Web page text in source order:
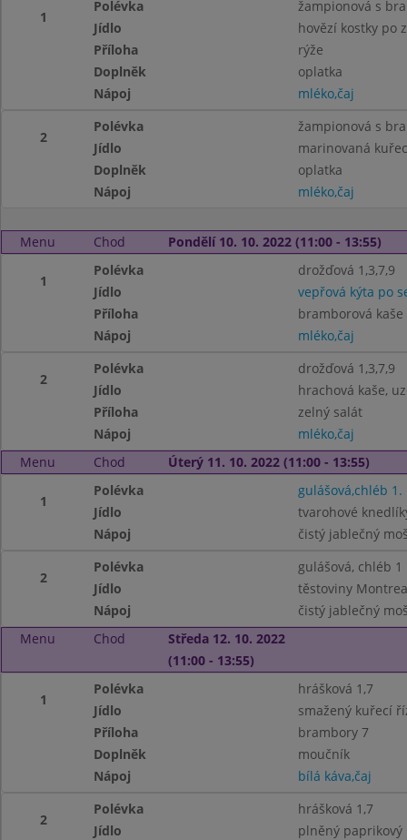
1
Polévka
žampionová s
Jídlo
hovězí kostky po
Příloha
rýže
Doplněk
oplatka
Nápoj
mléko,čaj
2
Polévka
žampionová s
Jídlo
marinovaná
Doplněk
oplatka
Nápoj
mléko,čaj
Menu Chod Pondělí 10. 10. 2022 (11:00 - 13:55)
1
Polévka
drožďová 1,3,7,9
Jídlo
vepřová kýta po
Příloha
bramborová
Nápoj
mléko,čaj
2
Polévka
drožďová 1,3,7,9
Jídlo
hrachová kaše,
Příloha
zelný salát
Nápoj
mléko,čaj
Menu
Chod Úterý 11. 10. 2022 (11:00 - 13:55)
1
Polévka
gulášová,chléb 1.
Jídlo
tvarohové
Nápoj
čistý jablečný
2
Polévka
gulášová, chléb 1
Jídlo
těstoviny
Nápoj
čistý jablečný
Menu
Chod
Středa 12. 10. 2022
(11:00 - 13:55)
1
Polévka
hrášková 1,7
Jídlo
smažený kuřecí
Příloha
brambory 7
Doplněk
moučník
Nápoj
bílá káva,čaj
2
Polévka
hrášková 1,7
Jídlo
plněný paprikový